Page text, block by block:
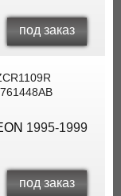
под заказ
1995-1999
под заказ